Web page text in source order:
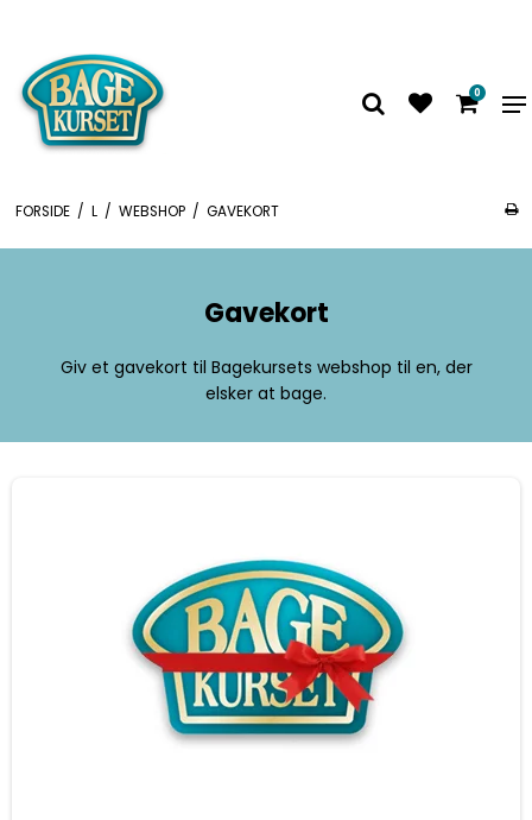
0
FORSIDE / L / WEBSHOP / GAVEKORT
Gavekort
Giv et gavekort til Bagekursets webshop til en, der
elsker at bage.